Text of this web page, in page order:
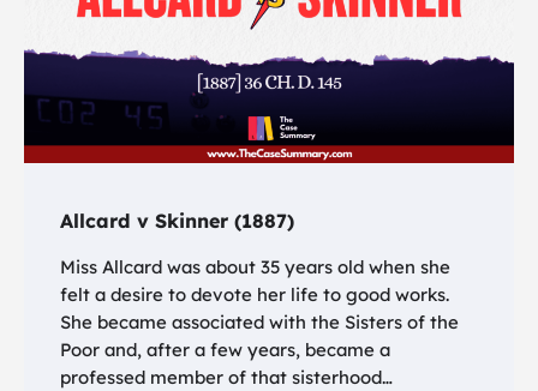
Allcard v Skinner (1887)
Miss Allcard was about 35 years old when she
felt a desire to devote her life to good works.
She became associated with the Sisters of the
Poor and, after a few years, became a
professed member of that sisterhood…